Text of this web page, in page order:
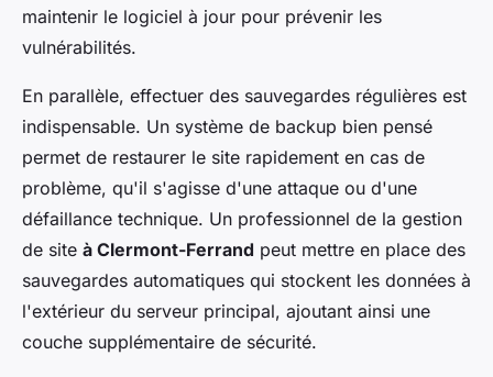
maintenir le logiciel à jour pour prévenir les
vulnérabilités.
En parallèle, effectuer des sauvegardes régulières est
indispensable. Un système de backup bien pensé
permet de restaurer le site rapidement en cas de
problème, qu'il s'agisse d'une attaque ou d'une
défaillance technique. Un professionnel de la gestion
de site à Clermont-Ferrand peut mettre en place des
sauvegardes automatiques qui stockent les données à
l'extérieur du serveur principal, ajoutant ainsi une
couche supplémentaire de sécurité.